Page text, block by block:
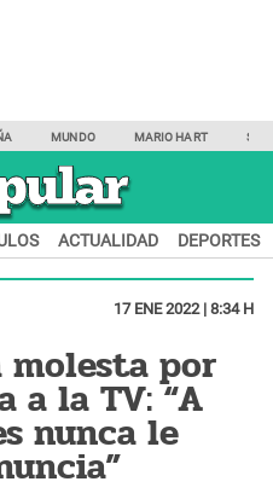
MUNDO MARIO HART
ACTUALIDAD DEPORTES
17 ENE 2022 | 8:34 H
molesta por
a la TV: “A
nunca le